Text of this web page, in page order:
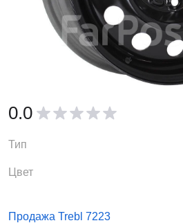
0.0
Тип
Цвет
Продажа Trebl 7223